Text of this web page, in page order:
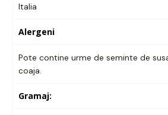
Italia
Alergeni
Pote contine urme de seminte de
coaja.
Gramaj: